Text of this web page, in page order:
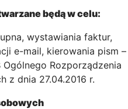
będą w celu:
wystawiania faktur,
e-mail, kierowania pism –
Rozporządzenia
z dnia 27.04.2016 r.